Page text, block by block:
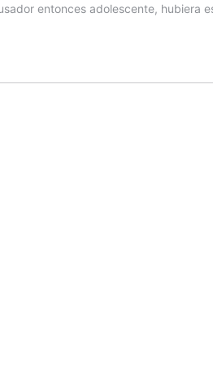
entonces adolescente, hubiera